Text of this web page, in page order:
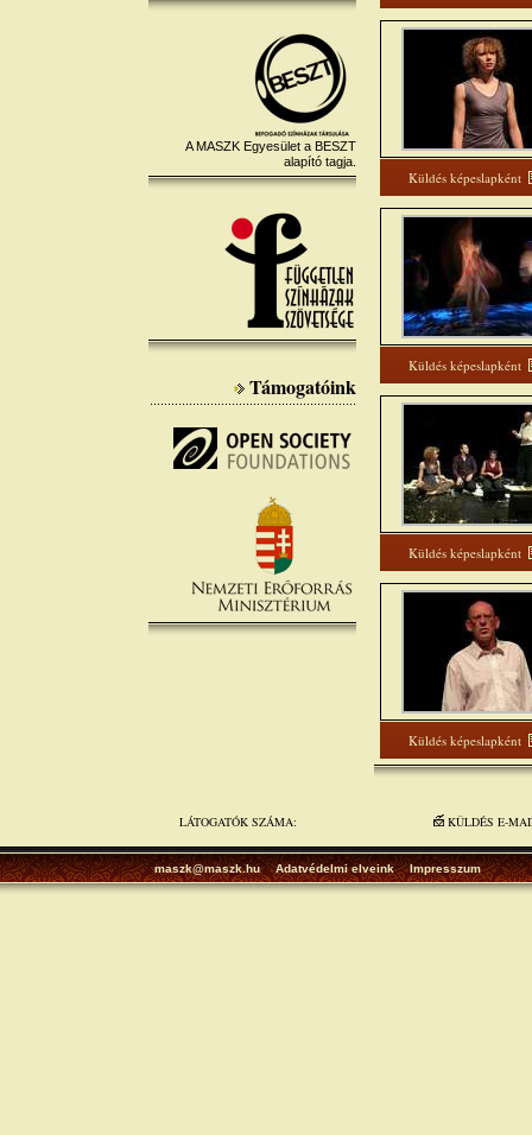
A MASZK Egyesület a BESZT
alapító tagja.
Támogatóink
Küldés képeslapként
Küldés képeslapként
Küldés képeslapként
Küldés képeslapként
LÁTOGATÓK SZÁMA: KÜLDÉS E-
maszk@maszk.hu Adatvédelmi elveink Impresszum